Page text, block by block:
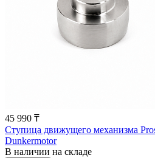
45 990 ₸
Ступица движущего механизма
Dunkermotor
В наличии на складе